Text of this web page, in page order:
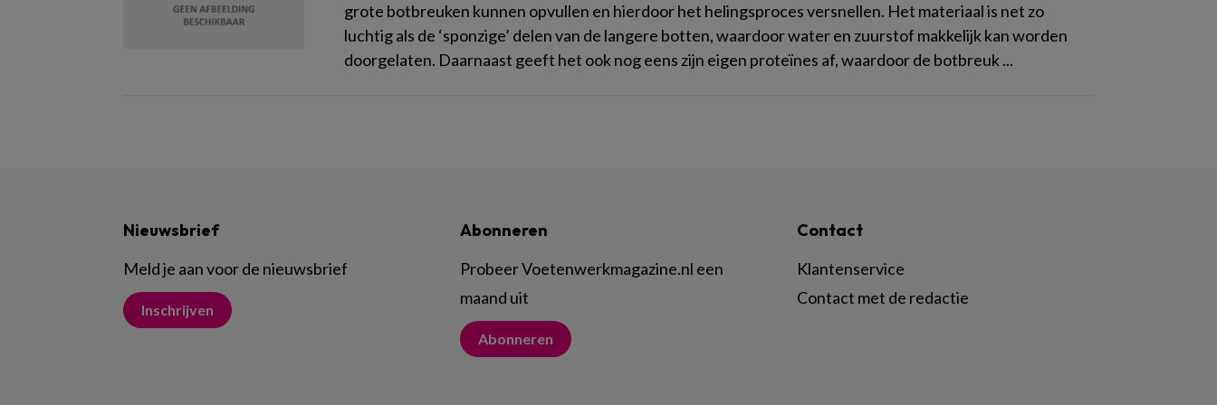
grote botbreuken kunnen opvullen en hierdoor het helingsproces versnellen. Het materiaal is net zo
luchtig als de ‘sponzige’ delen van de langere botten, waardoor water en zuurstof makkelijk kan worden
doorgelaten. Daarnaast geeft het ook nog eens zijn eigen proteïnes af, waardoor de botbreuk ...
Nieuwsbrief
Meld je aan voor de nieuwsbrief
Inschrijven
Abonneren
Probeer Voetenwerkmagazine.nl een
maand uit
Abonneren
Contact
Klantenservice
Contact met de redactie